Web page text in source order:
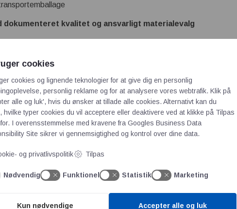
dokumenteret kvalitet og ansvarligt materialevalg
emballageløsninger, der beskytter jeres produkter – hele vejen frem
med højteknologi til Asia/Pacific, medicoudstyr til Sydeuropa
vi det sikkert frem i emballageløsninger med ansvarligt
og med dokumenteret CO₂-aftryk – alt afhængigt af behov og
for alt fra spirende til storskala virksomheder
med vidt forskellige behov – fra startups med nye
nationale og globale leverancer. Vi udvikler emballageløsninger,
– og som passer til jeres produkt og jeres forsyningskæde.
med dokumentationskrav og sensitive produkter – ⚠️
cookies
cookies og lignende teknologier for at give dig en personlig
personlig reklame og for at analysere vores webtrafik. Klik på
alle og luk', hvis du ønsker at tillade alle cookies. Alternativt kan du
hvilke typer cookies du vil acceptere eller deaktivere ved at klikke på Tilpas
I overensstemmelse med kravene fra Googles Business Data
Site sikrer vi gennemsigtighed og kontrol over dine data.
og privatlivspolitik Tilpas
Nødvendig Funktionel Statistik Marketing
Kun nødvendige Accepter alle og luk